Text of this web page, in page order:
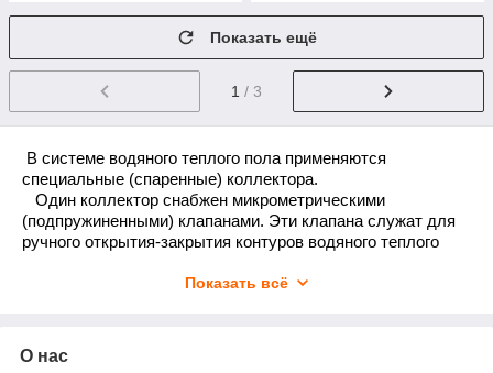
Показать ещё
1 / 3
В системе водяного теплого пола применяются
специальные (спаренные) коллектора.
Один коллектор снабжен микрометрическими
(подпружиненными) клапанами. Эти клапана служат для
ручного открытия-закрытия контуров водяного теплого
водяного теплого пола.
необходимы для гидравлического выравнивания контуров
Показать всё
О нас